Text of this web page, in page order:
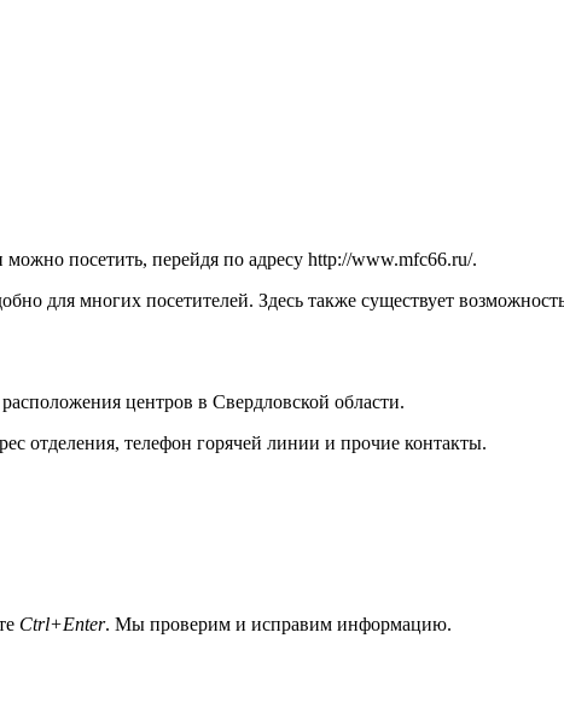
посетить, перейдя по адресу http://www.mfc66.ru/.
для многих посетителей. Здесь также существует
центров в Свердловской области.
отделения, телефон горячей линии и прочие контакты.
Ctrl+Enter. Мы проверим и исправим информацию.